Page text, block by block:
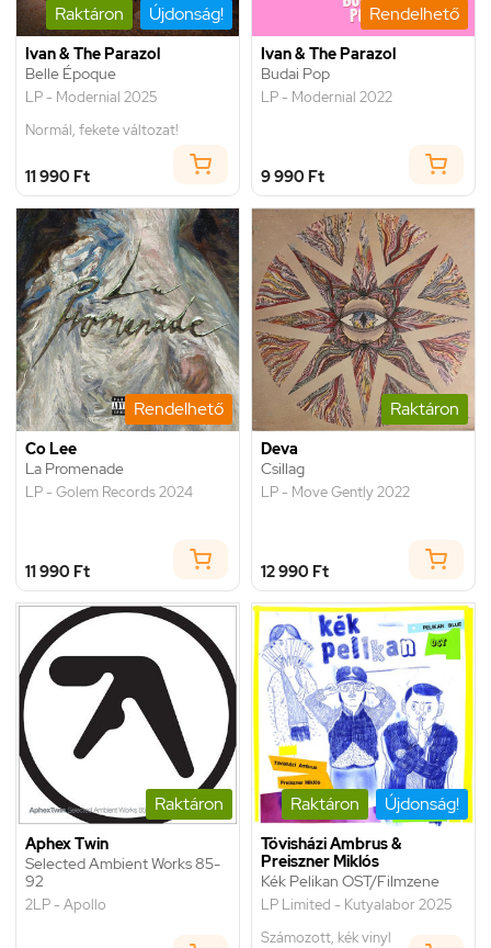
Raktáron Újdonság!
Ivan & The Parazol
Belle Époque
LP - Modernial 2025
Normál, fekete változat!
11 990 Ft
Rendelhető
Ivan & The Parazol
Budai Pop
LP - Modernial 2022
9 990 Ft
Rendelhető
Co Lee
La Promenade
LP - Golem Records 2024
11 990 Ft
Raktáron
Deva
Csillag
LP - Move Gently 2022
12 990 Ft
Raktáron
Aphex Twin
Selected Ambient Works 85-
92
2LP - Apollo
Raktáron Újdonság!
Tövisházi Ambrus &
Preiszner Miklós
Kék Pelikan OST/Filmzene
LP Limited - Kutyalabor 2025
Számozott, kék vinyl